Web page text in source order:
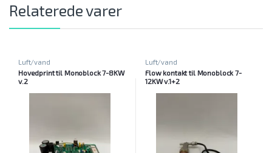
Relaterede varer
Luft/vand
Hovedprint til Monoblock 7-8KW
v.2
Luft/vand
Flow kontakt til Monoblock 7-
12KW v.1+2